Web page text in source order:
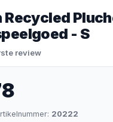
Recycled
- S
review
20222